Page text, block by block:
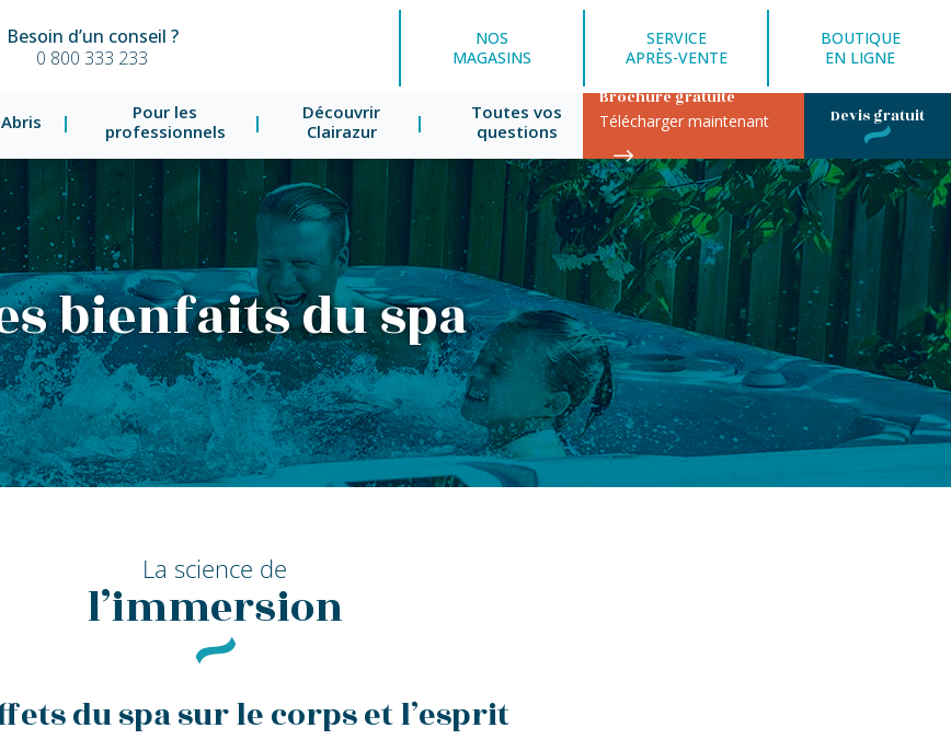
Besoin d’un conseil ?
0 800 333 233
NOS
MAGASINS
SERVICE
APRÈS-VENTE
BOUTIQUE
EN LIGNE
Abris
Pour les
professionnels
Découvrir
Clairazur
Toutes vos
questions
Brochure gratuite
Télécharger maintenant Devis gratuit
bienfaits du spa
La science de
l’immersion
du spa sur le corps et l’esprit